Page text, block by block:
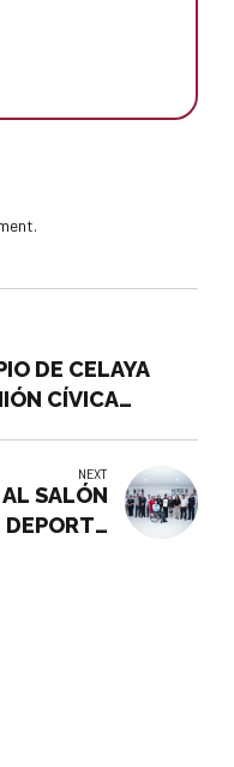
DE CELAYA
CÍVICA
NEXT
SALÓN
DEPORTE